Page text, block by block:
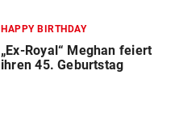
HAPPY BIRTHDAY
„Ex-Royal“ Meghan feiert
ihren 45. Geburtstag